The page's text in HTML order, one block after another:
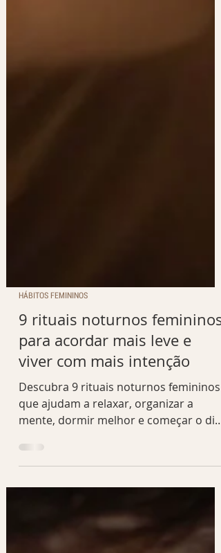
HÁBITOS FEMININOS
9 rituais noturnos femininos
para acordar mais leve e
viver com mais intenção
Descubra 9 rituais noturnos femininos
que ajudam a relaxar, organizar a
seguinte com mais leveza e intenção.